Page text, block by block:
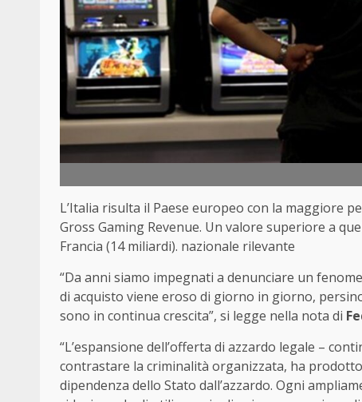
L’Italia risulta il Paese europeo con la maggiore
Gross Gaming Revenue. Un valore superiore a
Francia (14 miliardi). nazionale rilevante
“Da anni siamo impegnati a denunciare un
di acquisto viene eroso di giorno in giorno,
sono in continua crescita”, si legge nella nota di
“L’espansione dell’offerta di azzardo legale –
contrastare la criminalità organizzata, ha
dipendenza dello Stato dall’azzardo. Ogni